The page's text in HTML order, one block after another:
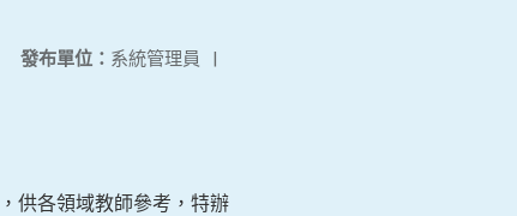
發布單位： 系統管理員 |
供各領域教師參考，特辦